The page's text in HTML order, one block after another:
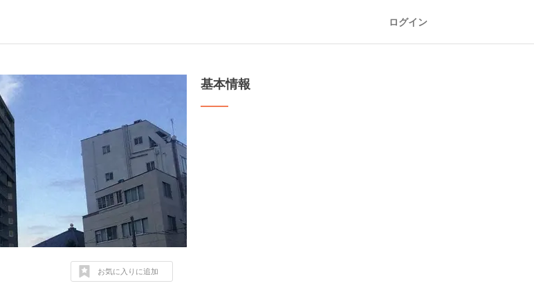
ログイン
お気に入りに追加
基本情報